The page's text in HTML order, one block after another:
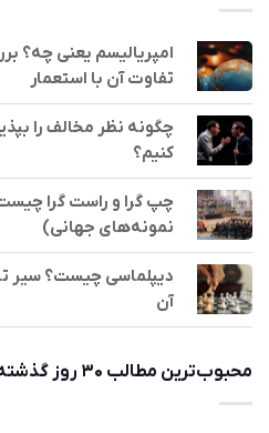
امپریالیسم یعنی چه؟
تفاوت آن با استعمار
چگونه نظر مخالف را
کنیم؟
چپ گرا و راست گرا
نمونه‌های جهانی)
دیپلماسی چیست؟ سیر تا
آن
محبوب‌ترین مطالب ۳۰ روز گذشته